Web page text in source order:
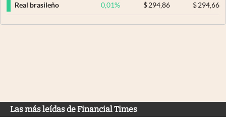
Real brasileño 0,01% $ 294,86 $294,66
Las más leídas de Financial Times